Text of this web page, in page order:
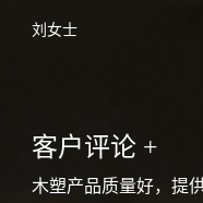
刘女士
客户评论 +
木塑产品质量好，提